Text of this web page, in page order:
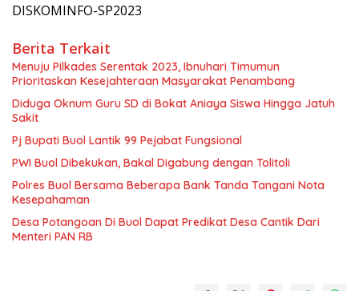
DISKOMINFO-SP2023
Berita Terkait
Menuju Pilkades Serentak 2023, Ibnuhari Timumun
Prioritaskan Kesejahteraan Masyarakat Penambang
Diduga Oknum Guru SD di Bokat Aniaya Siswa Hingga Jatuh
Sakit
Pj Bupati Buol Lantik 99 Pejabat Fungsional
PWI Buol Dibekukan, Bakal Digabung dengan Tolitoli
Polres Buol Bersama Beberapa Bank Tanda Tangani Nota
Kesepahaman
Desa Potangoan Di Buol Dapat Predikat Desa Cantik Dari
Menteri PAN RB